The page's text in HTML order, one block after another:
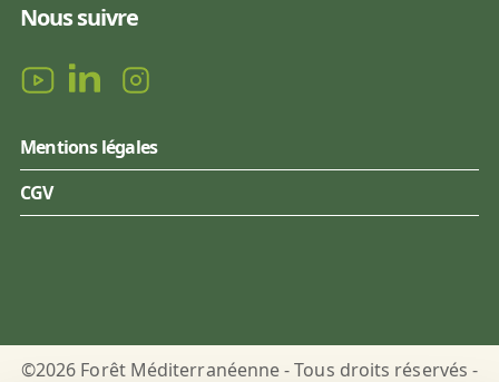
Nous suivre
Mentions légales
CGV
©2026 Forêt Méditerranéenne - Tous droits réservés -